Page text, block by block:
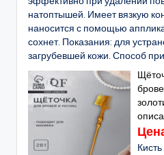
натоптышей. Имеет вязкую
наносится с помощью
сохнет. Показания: для
загрубевшей кожи. Способ